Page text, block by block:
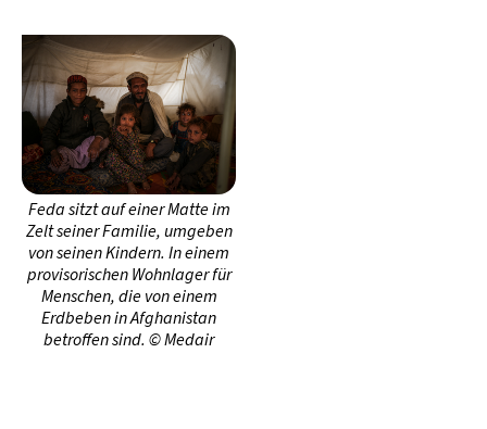
Feda sitzt auf einer Matte im
Zelt seiner Familie, umgeben
von seinen Kindern. In einem
provisorischen Wohnlager für
Menschen, die von einem
Erdbeben in Afghanistan
betroffen sind. © Medair